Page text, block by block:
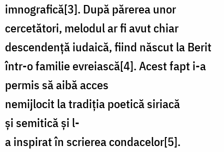
imnografică[3]. După părerea unor
cercetători, melodul ar fi avut chiar
descendență iudaică, fiind născut la Berit
într-o familie evreiască[4]. Acest fapt i-a
permis să aibă acces
nemijlocit la tradiția poetică siriacă
și semitică și l-
a inspirat în scrierea condacelor[5].